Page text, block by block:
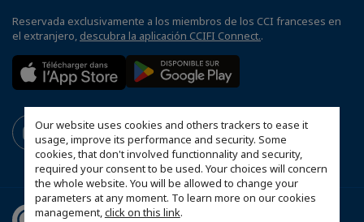
Our website uses cookies and others trackers to ease it
usage, improve its performance and security. Some
cookies, that don't involved functionnality and security,
required your consent to be used. Your choices will concern
the whole website. You will be allowed to change your
parameters at any moment. To learn more on our cookies
management,click on this link.
Reservada exclusivamente a los miembros de los CCI franceses en
el extranjero, descubra la aplicación CCIFI Connect..